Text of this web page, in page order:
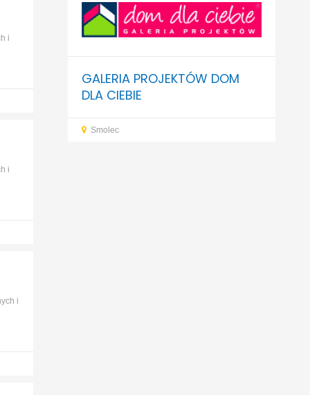
i
i
i
GALERIA PROJEKTÓW DOM
DLA CIEBIE
Smolec